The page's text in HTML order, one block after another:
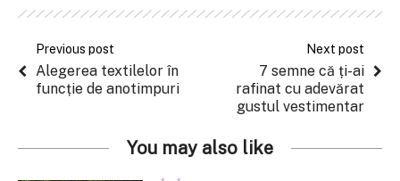
Previous post
Alegerea textilelor în
funcție de anotimpuri
Next post
7 semne că ți-ai
rafinat cu adevărat
gustul vestimentar
You may also like